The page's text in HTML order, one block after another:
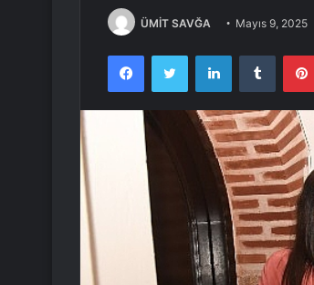
ÜMİT SAVĞA Mayıs 9, 2025
FacebookTwitter LinkedInTumblr